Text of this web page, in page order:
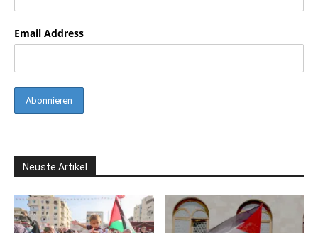
Email Address
Neuste Artikel